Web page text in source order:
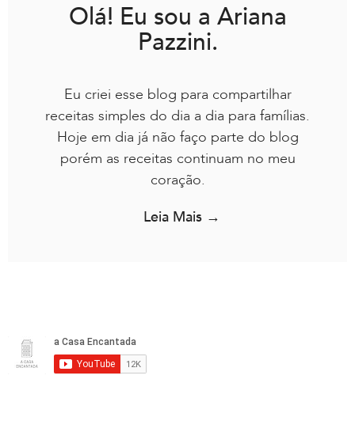
Olá! Eu sou a Ariana
Pazzini.
Eu criei esse blog para compartilhar
receitas simples do dia a dia para famílias.
Hoje em dia já não faço parte do blog
porém as receitas continuam no meu
coração.
Leia Mais →